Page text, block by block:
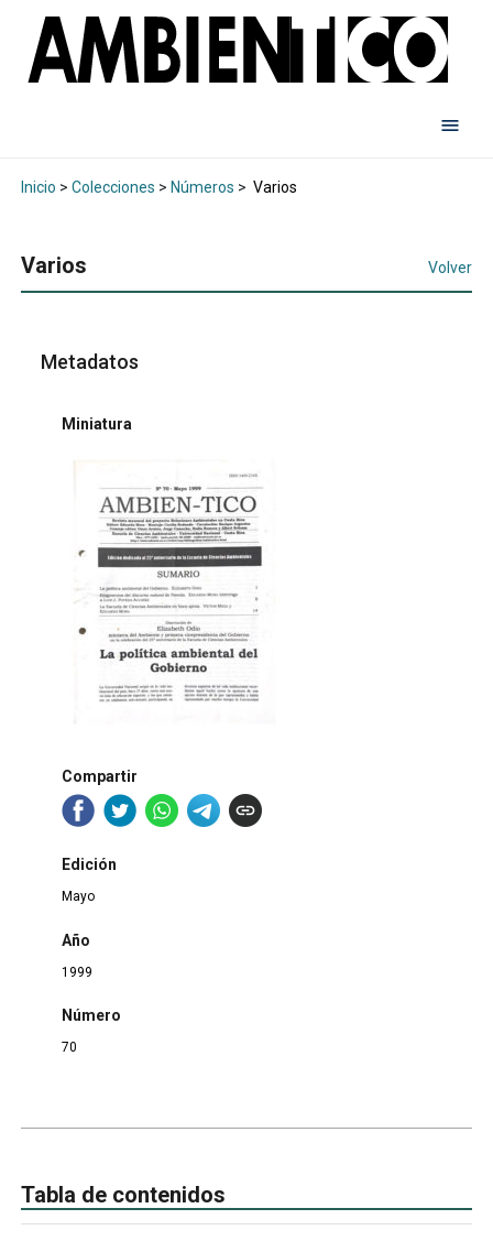
Inicio > Colecciones > Números > Varios
Varios Volver
Metadatos
Miniatura
Compartir
Edición
Mayo
Año
1999
Número
70
Tabla de contenidos